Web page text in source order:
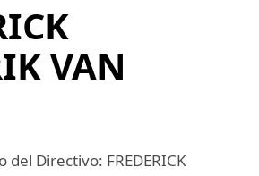
VAN
Directivo: FREDERICK